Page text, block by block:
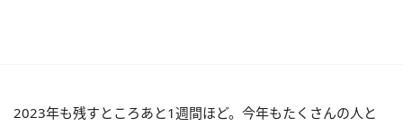
2023年も残すところあと1週間ほど。今年もたくさんの人と